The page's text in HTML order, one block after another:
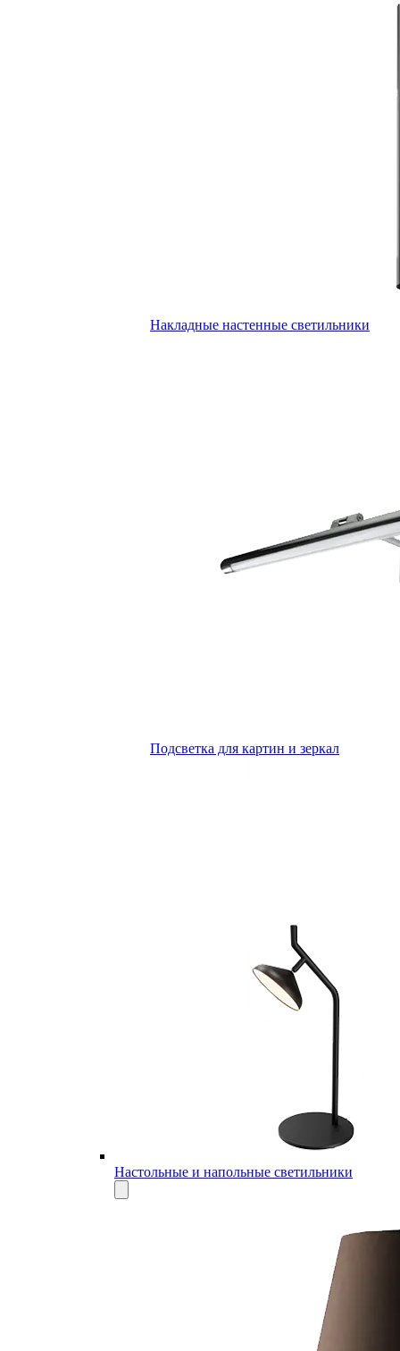
Накладные настенные светильники
Подсветка для картин и зеркал
Настольные и напольные светильники